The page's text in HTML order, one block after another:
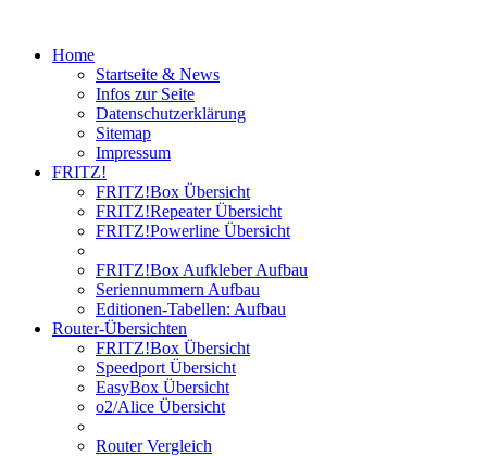
Home
Startseite & News
Infos zur Seite
Datenschutzerklärung
Sitemap
Impressum
FRITZ!
FRITZ!Box Übersicht
FRITZ!Repeater Übersicht
FRITZ!Powerline Übersicht
FRITZ!Box Aufkleber Aufbau
Seriennummern Aufbau
Editionen-Tabellen: Aufbau
Router-Übersichten
FRITZ!Box Übersicht
Speedport Übersicht
EasyBox Übersicht
o2/Alice Übersicht
Router Vergleich